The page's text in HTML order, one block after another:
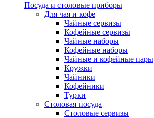
Посуда и столовые приборы
Для чая и кофе
Чайные сервизы
Кофейные сервизы
Чайные наборы
Кофейные наборы
Чайные и кофейные пары
Кружки
Чайники
Кофейники
Турки
Столовая посуда
Столовые сервизы